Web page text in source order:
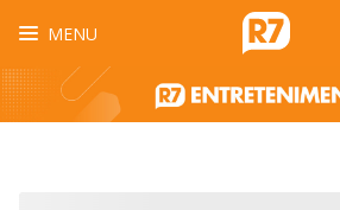
MENU